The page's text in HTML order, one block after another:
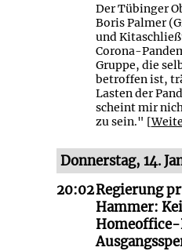
Der Tübinger
Boris Palmer
und
Corona-
Gruppe, die
betroffen ist,
Lasten der
scheint mir
zu sein." [
Donnerstag, 14.
20:02Regierung
Hammer: